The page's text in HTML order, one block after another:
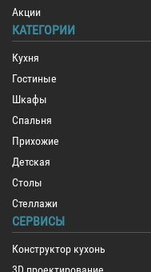
Акции
КАТЕГОРИИ
Кухня
Гостиные
Шкафы
Спальня
Прихожие
Детская
Столы
Стеллажи
СЕРВИСЫ
Конструктор кухонь